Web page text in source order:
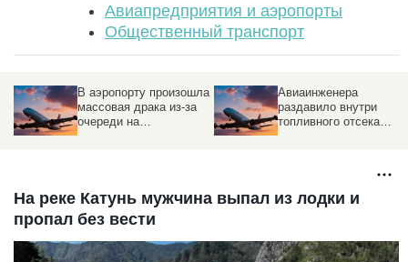
Авиапредприятия и аэропорты
Общественный транспорт
В аэропорту произошла
массовая драка из-за
очереди на
Авиаинженера
раздавило внутри
топливного отсека
На реке Катунь мужчина выпал из лодки и
пропал без вести